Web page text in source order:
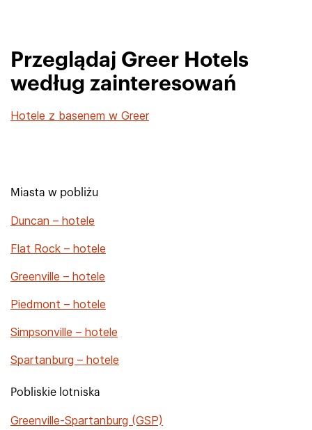
Przeglądaj Greer Hotels
według zainteresowań
Hotele z basenem w Greer
Miasta w pobliżu
Duncan – hotele
Flat Rock – hotele
Greenville – hotele
Piedmont – hotele
Simpsonville – hotele
Spartanburg – hotele
Pobliskie lotniska
Greenville-Spartanburg (GSP)